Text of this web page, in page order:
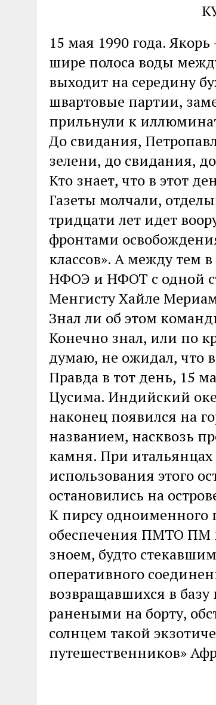
15 мая 1990 года.
шире полоса воды
выходит на середину
швартовые партии,
прильнули к
До свидания,
зелени, до свидания,
Кто знает, что в этот
Газеты молчали,
тридцати лет идет
фронтами
классов». А между тем
НФОЭ и НФОТ с одной
Менгисту Хайле
Знал ли об этом
Конечно знал, или по
думаю, не ожидал, что
Правда в тот день, 15
Цусима. Индийский
наконец появился на
названием, насквозь
камня. При итальянцах
использования этого
остановились на
К пирсу одноименного
обеспечения ПМТО ПМ
зноем, будто
оперативного
возвращавшихся в базу
ранеными на борту,
солнцем такой
путешественников»